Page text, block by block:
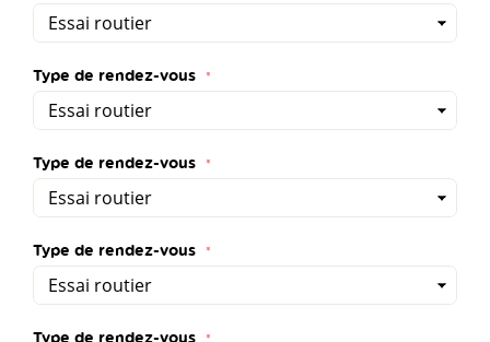
Type de rendez-vous
Type de rendez-vous
Type de rendez-vous
Type de rendez-vous